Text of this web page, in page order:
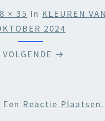
× 35 In KLEUREN
2024
VOLGENDE →
Reactie Plaatsen.